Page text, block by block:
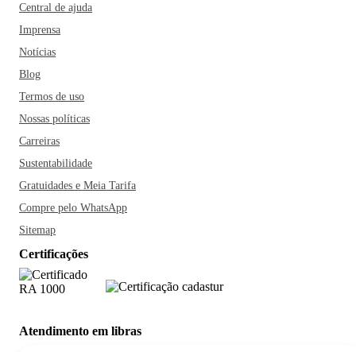
Central de ajuda
Imprensa
Notícias
Blog
Termos de uso
Nossas políticas
Carreiras
Sustentabilidade
Gratuidades e Meia Tarifa
Compre pelo WhatsApp
Sitemap
Certificações
Atendimento em libras